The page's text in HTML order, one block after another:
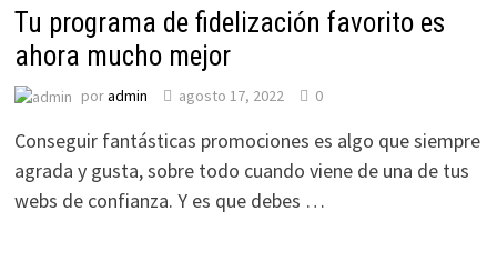
Tu programa de fidelización favorito es
ahora mucho mejor
poradmin agosto 17, 2022 0
Conseguir fantásticas promociones es algo que siempre
agrada y gusta, sobre todo cuando viene de una de tus
webs de confianza. Y es que debes …